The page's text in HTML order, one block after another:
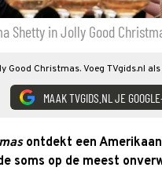
Shetty in Jolly Good
Good Christmas. Voeg TVgids.nl
MAAK TVGIDS.NL JE
ontdekt een
soms op de meest